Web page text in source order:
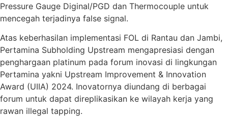
Pressure Gauge Diginal/PGD dan Thermocouple untuk
mencegah terjadinya false signal.
Atas keberhasilan implementasi FOL di Rantau dan Jambi,
Pertamina Subholding Upstream mengapresiasi dengan
penghargaan platinum pada forum inovasi di lingkungan
Pertamina yakni Upstream Improvement & Innovation
Award (UIIA) 2024. Inovatornya diundang di berbagai
forum untuk dapat direplikasikan ke wilayah kerja yang
rawan illegal tapping.